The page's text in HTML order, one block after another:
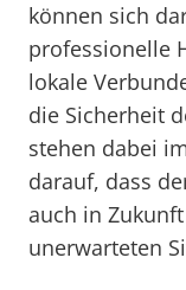
können sich
professionelle
lokale
die Sicherheit
stehen dabei
darauf, dass
auch in
unerwarteten